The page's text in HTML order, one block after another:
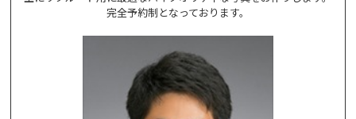
完全予約制となっております。